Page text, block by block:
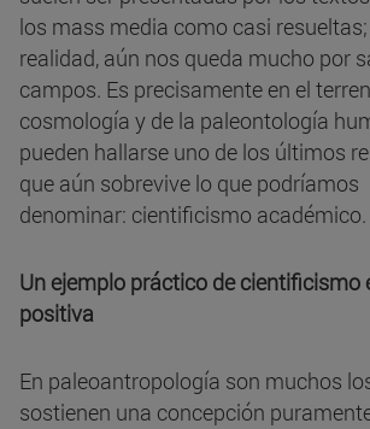
los mass media como casi
realidad, aún nos queda mucho por
campos. Es precisamente en el
cosmología y de la paleontología
pueden hallarse uno de los últimos
que aún sobrevive lo que podríamos
denominar: cientificismo académico.
Un ejemplo práctico de cientificismo
positiva
En paleoantropología son muchos
sostienen una concepción